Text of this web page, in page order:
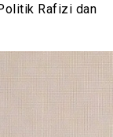
Rafizi dan